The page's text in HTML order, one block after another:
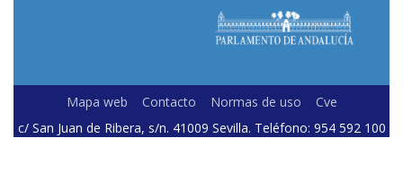
Mapa web Contacto Normas de uso
Cve
c/ San Juan de Ribera, s/n. 41009 Sevilla. Teléfono: 954 592 100